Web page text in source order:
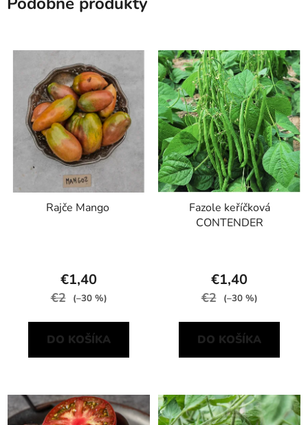
Rajče Mango
€1,40
€2 (–30 %)
DO KOŠÍKA
Fazole keříčková
CONTENDER
€1,40
€2 (–30 %)
DO KOŠÍKA